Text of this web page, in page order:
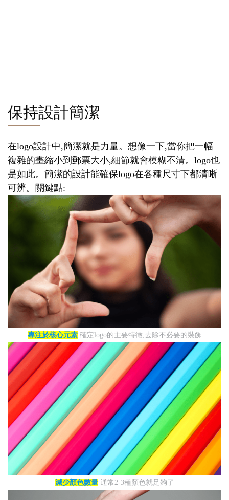
保持設計簡潔
在logo設計中,簡潔就是力量。想像一下,當你把一幅
複雜的畫縮小到郵票大小,細節就會模糊不清。logo也
是如此。簡潔的設計能確保logo在各種尺寸下都清晰
可辨。關鍵點:
專注於核心元素確定logo的主要特徵,去除不必要的裝飾
減少顏色數量通常2-3種顏色就足夠了